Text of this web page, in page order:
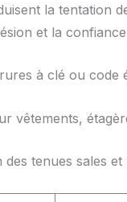
la tentation
et la
à clé ou code
vêtements,
des tenues sales